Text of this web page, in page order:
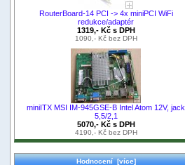
RouterBoard-14 PCI -> 4x miniPCI WiFi
redukce/adaptér
1319,- Kč s DPH
1090,- Kč bez DPH
miniITX MSI IM-945GSE-B Intel Atom 12V, jack
5,5/2,1
5070,- Kč s DPH
4190,- Kč bez DPH
Hodnocení [více]